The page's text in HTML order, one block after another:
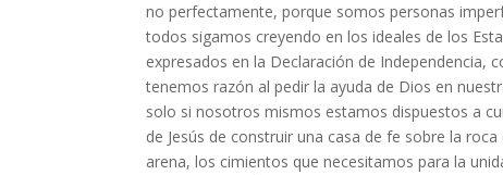
no perfectamente, porque somos personas
todos sigamos creyendo en los ideales de los
expresados en la Declaración de Independencia,
tenemos razón al pedir la ayuda de Dios en
solo si nosotros mismos estamos dispuestos a
de Jesús de construir una casa de fe sobre la
arena, los cimientos que necesitamos para la